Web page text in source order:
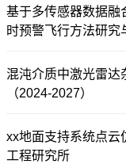
基于多传感器数据融
时预警飞行方法研究
混沌介质中激光雷达
（2024-2027）
xx地面支持系统点云
工程研究所